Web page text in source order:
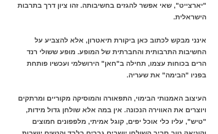
"יארצייט", שאי אפשר להגזים בחשיבותה. זהו ציון דרך בתרבות
הישראלית.
אינני מבקש לכתוב כאן ביקורת תיאטרון, אלא להצביע על
החשיבות התרבותית והחברתית של המופע. מופע ששולי רנד
הרים בכוחות עצמו, תחילה ב"חאן" הירושלמי ועכשיו פותחת
בפניו "הבימה" את שעריה.
העיצוב האמנותי הבימוי, התפאורה והמוסיקה מקוריים ומרתקים
ויוצרים את האווירה הנכונה. אין במה אלא שולחן גדול מידות,
"טיש", עליו כלי אוכל יפים, קוגל אמיתי, מלפפונים חמוצים